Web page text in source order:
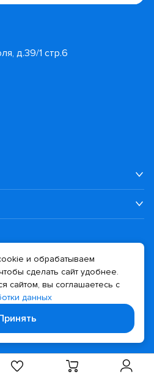
д.39/1 стр.6
Разработка сайта
и обрабатываем
сделать сайт удобнее.
сайтом, вы соглашаетесь с
данных